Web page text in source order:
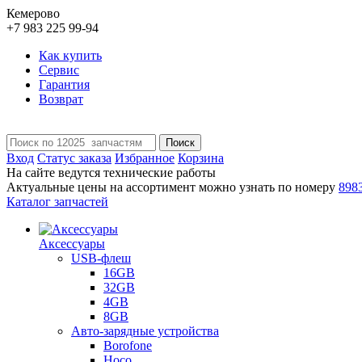
Кемерово
+7 983 225 99-94
Как купить
Сервис
Гарантия
Возврат
Поиск
Вход Статус заказа Избранное Корзина
На сайте ведутся технические работы
Актуальные цены на ассортимент можно узнать по номеру
Каталог запчастей
Аксессуары
USB-флеш
16GB
32GB
4GB
8GB
Авто-зарядные устройства
Borofone